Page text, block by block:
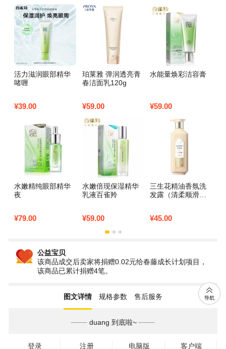
活力滋润眼部精华
啫喱
¥39.00
珀莱雅 弹润透亮青
春洁面乳120g
¥59.00
水能量焕彩洁容膏
¥59.00
水嫩精纯眼部精华
夜
¥79.00
水嫩倍现保湿精华
乳液百雀羚
¥59.00
三生花精油香氛洗
发露（清柔顺滑）8
¥45.00
公益宝贝
该商品成交后卖家将捐赠0.02元给春藤成长计划项目，
该商品已累计捐赠4笔。
图文详情 规格参数 售后服务
duang 到底啦~
登录 注册 电脑版 客户端